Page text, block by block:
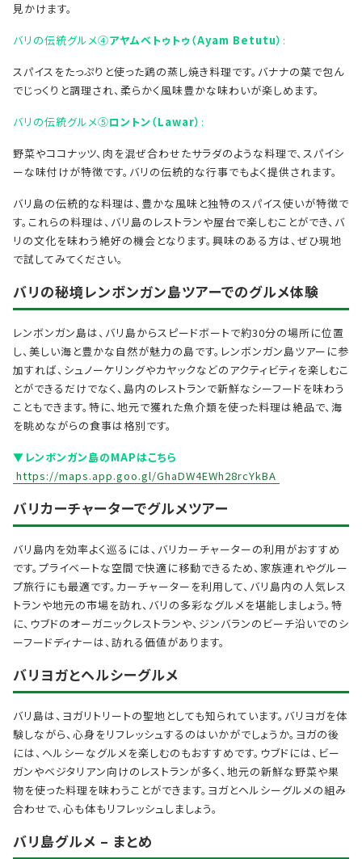
見かけます。
バリの伝統グルメ④アヤムベトゥトゥ（Ayam Betutu） :
スパイスをたっぷりと使った鶏の蒸し焼き料理です。バナナの葉で包ん
でじっくりと調理され、柔らかく風味豊かな味わいが楽しめます。
バリの伝統グルメ⑤ロントン（Lawar） :
野菜やココナッツ、肉を混ぜ合わせたサラダのような料理で、スパイシ
ーな味付けが特徴です。バリの伝統的な行事でもよく提供されます。
バリ島の伝統的な料理は、豊かな風味と独特のスパイス使いが特徴で
す。これらの料理は、バリ島のレストランや屋台で楽しむことができ、バ
リの文化を味わう絶好の機会となります。興味のある方は、ぜひ現地
で試してみてください。
バリの秘境レンボンガン島ツアーでのグルメ体験
レンボンガン島は、バリ島からスピードボートで約30分の場所に位置
し、美しい海と豊かな自然が魅力の島です。レンボンガン島ツアーに参
加すれば、シュノーケリングやカヤックなどのアクティビティを楽しむこ
とができるだけでなく、島内のレストランで新鮮なシーフードを味わう
こともできます。特に、地元で獲れた魚介類を使った料理は絶品で、海
を眺めながらの食事は格別です。
▼レンボンガン島のMAPはこちら
https://maps.app.goo.gl/GhaDW4EWh28rcYkBA
バリカーチャーターでグルメツアー
バリ島内を効率よく巡るには、バリカーチャーターの利用がおすすめ
です。プライベートな空間で快適に移動できるため、家族連れやグルー
プ旅行にも最適です。カーチャーターを利用して、バリ島内の人気レス
トランや地元の市場を訪れ、バリの多彩なグルメを堪能しましょう。特
に、ウブドのオーガニックレストランや、ジンバランのビーチ沿いでのシ
ーフードディナーは、訪れる価値があります。
バリヨガとヘルシーグルメ
バリ島は、ヨガリトリートの聖地としても知られています。バリヨガを体
験しながら、心身をリフレッシュするのはいかがでしょうか。ヨガの後
には、ヘルシーなグルメを楽しむのもおすすめです。ウブドには、ビー
ガンやベジタリアン向けのレストランが多く、地元の新鮮な野菜や果
物を使った料理を味わうことができます。ヨガとヘルシーグルメの組み
合わせで、心も体もリフレッシュしましょう。
バリ島グルメ – まとめ